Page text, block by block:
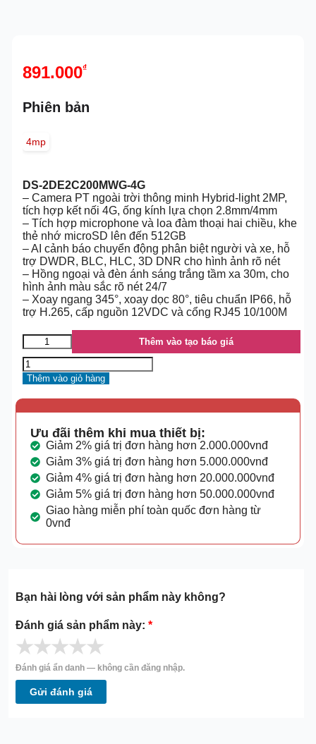
891.000₫
Phiên bản
4mp
DS-2DE2C200MWG-4G
– Camera PT ngoài trời thông minh Hybrid-light 2MP,
tích hợp kết nối 4G, ống kính lựa chọn 2.8mm/4mm
– Tích hợp microphone và loa đàm thoại hai chiều, khe
thẻ nhớ microSD lên đến 512GB
– AI cảnh báo chuyển động phân biệt người và xe, hỗ
trợ DWDR, BLC, HLC, 3D DNR cho hình ảnh rõ nét
– Hồng ngoại và đèn ánh sáng trắng tầm xa 30m, cho
hình ảnh màu sắc rõ nét 24/7
– Xoay ngang 345°, xoay dọc 80°, tiêu chuẩn IP66, hỗ
trợ H.265, cấp nguồn 12VDC và cổng RJ45 10/100M
Thêm vào tạo báo giá
Thêm vào giỏ hàng
Ưu đãi thêm khi mua thiết bị:
Giảm 2% giá trị đơn hàng hơn 2.000.000vnđ
Giảm 3% giá trị đơn hàng hơn 5.000.000vnđ
Giảm 4% giá trị đơn hàng hơn 20.000.000vnđ
Giảm 5% giá trị đơn hàng hơn 50.000.000vnđ
Giao hàng miễn phí toàn quốc đơn hàng từ
0vnđ
Bạn hài lòng với sản phẩm này không?
Đánh giá sản phẩm này:*
★★★★★
Đánh giá ẩn danh — không cần đăng nhập.
Gửi đánh giá